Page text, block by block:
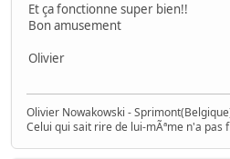
Et ça fonctionne super bien!!
Bon amusement
Olivier
Olivier Nowakowski -
Celui qui sait rire de lui-mÃªme n'a pas